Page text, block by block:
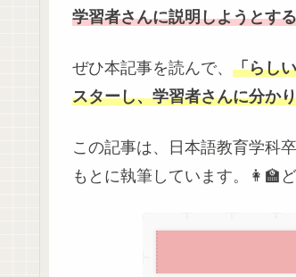
学習者さんに説明しようとす
ぜひ本記事を読んで、 「らし
スターし、学習者さんに分か
この記事は、日本語教育学科
もとに執筆しています。👩‍🏫